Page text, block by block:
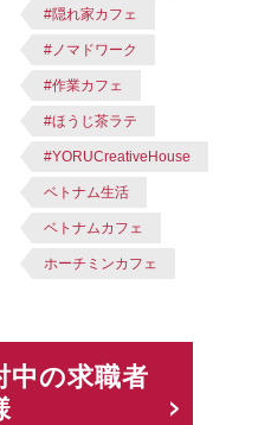
#隠れ家カフェ
#ノマドワーク
#作業カフェ
#ほうじ茶ラテ
#YORUCreativeHouse
ベトナム生活
ベトナムカフェ
ホーチミンカフェ
中の求職者